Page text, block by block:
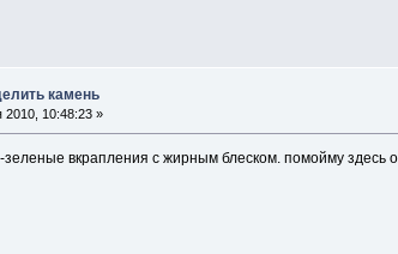
камень
2010, 10:48:23 »
вкрапления с жирным блеском. помойму здесь